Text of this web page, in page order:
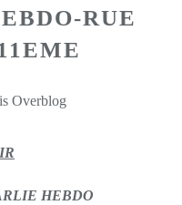
RUE
Overblog
HEBDO